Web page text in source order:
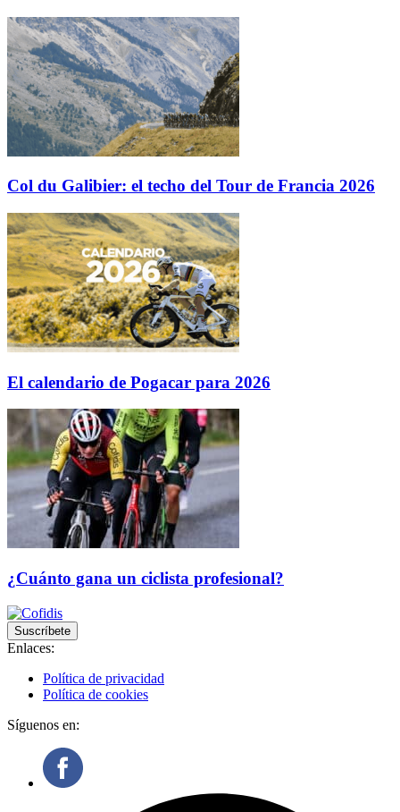
Col du Galibier: el techo del Tour de Francia 2026
El calendario de Pogacar para 2026
¿Cuánto gana un ciclista profesional?
Suscríbete
Enlaces:
Política de privacidad
Política de cookies
Síguenos en: